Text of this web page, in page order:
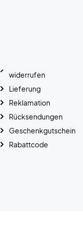
widerrufen
Lieferung
Reklamation
Rücksendungen
Geschenkgutschein
Rabattcode